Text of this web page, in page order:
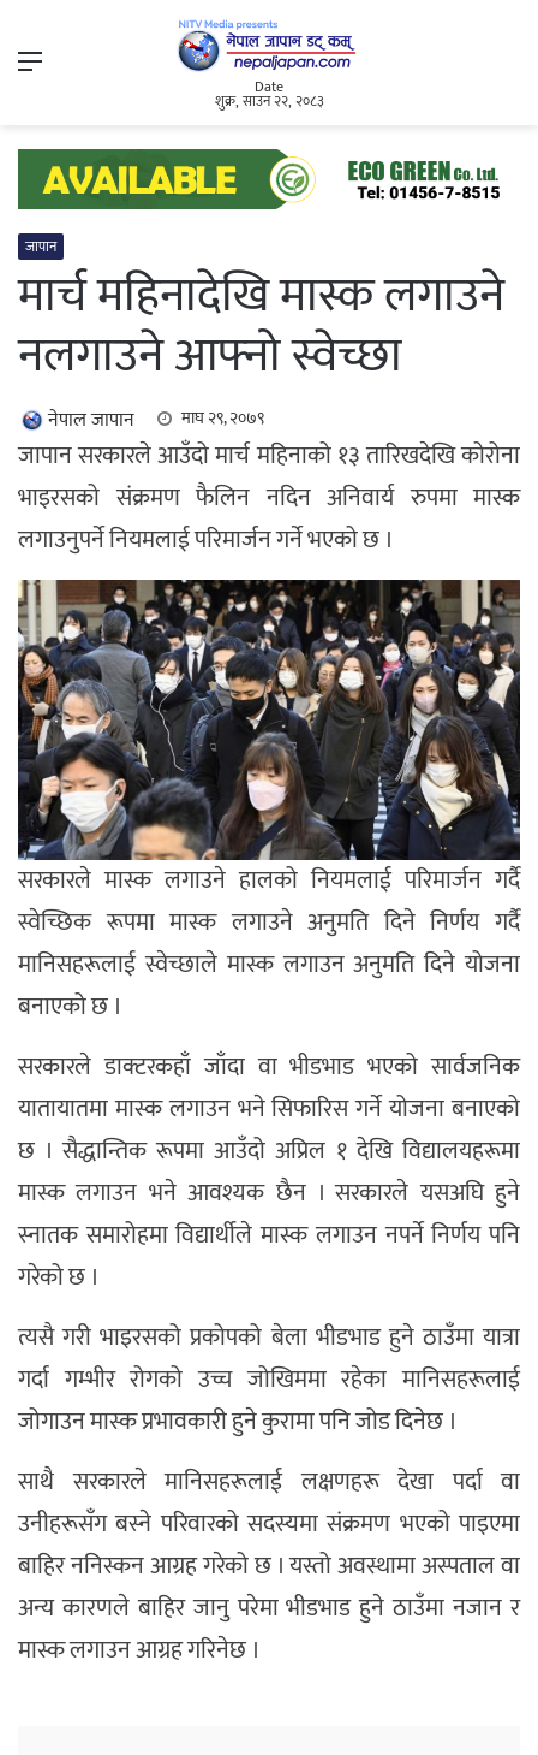
Menu
Date
शुक्र, साउन २२, २०८३
जापान
मार्च महिनादेखि मास्क लगाउने
नलगाउने आफ्नो स्वेच्छा
नेपाल जापान माघ २९, २०७९
जापान सरकारले आउँदो मार्च महिनाको १३ तारिखदेखि कोरोना
भाइरसको संक्रमण फैलिन नदिन अनिवार्य रुपमा मास्क
लगाउनुपर्ने नियमलाई परिमार्जन गर्ने भएको छ ।
सरकारले मास्क लगाउने हालको नियमलाई परिमार्जन गर्दै
स्वेच्छिक रूपमा मास्क लगाउने अनुमति दिने निर्णय गर्दै
मानिसहरूलाई स्वेच्छाले मास्क लगाउन अनुमति दिने योजना
बनाएको छ ।
सरकारले डाक्टरकहाँ जाँदा वा भीडभाड भएको सार्वजनिक
यातायातमा मास्क लगाउन भने सिफारिस गर्ने योजना बनाएको
छ । सैद्धान्तिक रूपमा आउँदो अप्रिल १ देखि विद्यालयहरूमा
मास्क लगाउन भने आवश्यक छैन । सरकारले यसअघि हुने
स्नातक समारोहमा विद्यार्थीले मास्क लगाउन नपर्ने निर्णय पनि
गरेको छ ।
त्यसै गरी भाइरसको प्रकोपको बेला भीडभाड हुने ठाउँमा यात्रा
गर्दा गम्भीर रोगको उच्च जोखिममा रहेका मानिसहरूलाई
जोगाउन मास्क प्रभावकारी हुने कुरामा पनि जोड दिनेछ ।
साथै सरकारले मानिसहरूलाई लक्षणहरू देखा पर्दा वा
उनीहरूसँग बस्ने परिवारको सदस्यमा संक्रमण भएको पाइएमा
बाहिर ननिस्कन आग्रह गरेको छ । यस्तो अवस्थामा अस्पताल वा
अन्य कारणले बाहिर जानु परेमा भीडभाड हुने ठाउँमा नजान र
मास्क लगाउन आग्रह गरिनेछ ।